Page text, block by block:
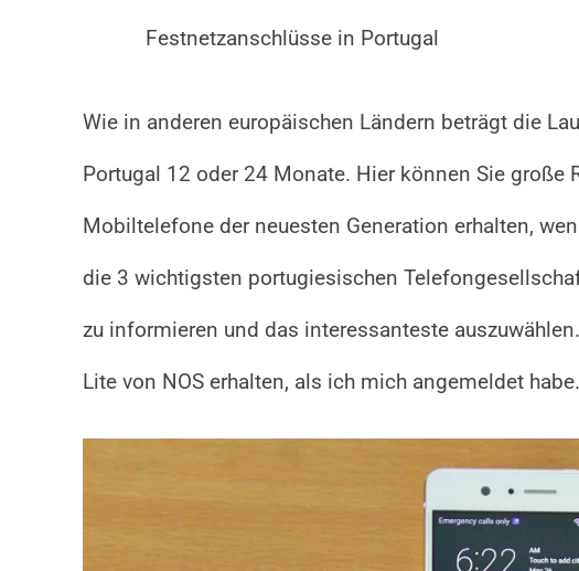
Festnetzanschlüsse in Portugal
Wie in anderen europäischen Ländern beträgt die
Portugal 12 oder 24 Monate. Hier können Sie große
Mobiltelefone der neuesten Generation erhalten,
die 3 wichtigsten portugiesischen
zu informieren und das interessanteste
Lite von NOS erhalten, als ich mich angemeldet habe.